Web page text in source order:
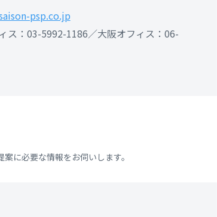
psp.co.jp
ス：03-5992-1186／大阪オフィス：06-
に必要な情報をお伺いします。